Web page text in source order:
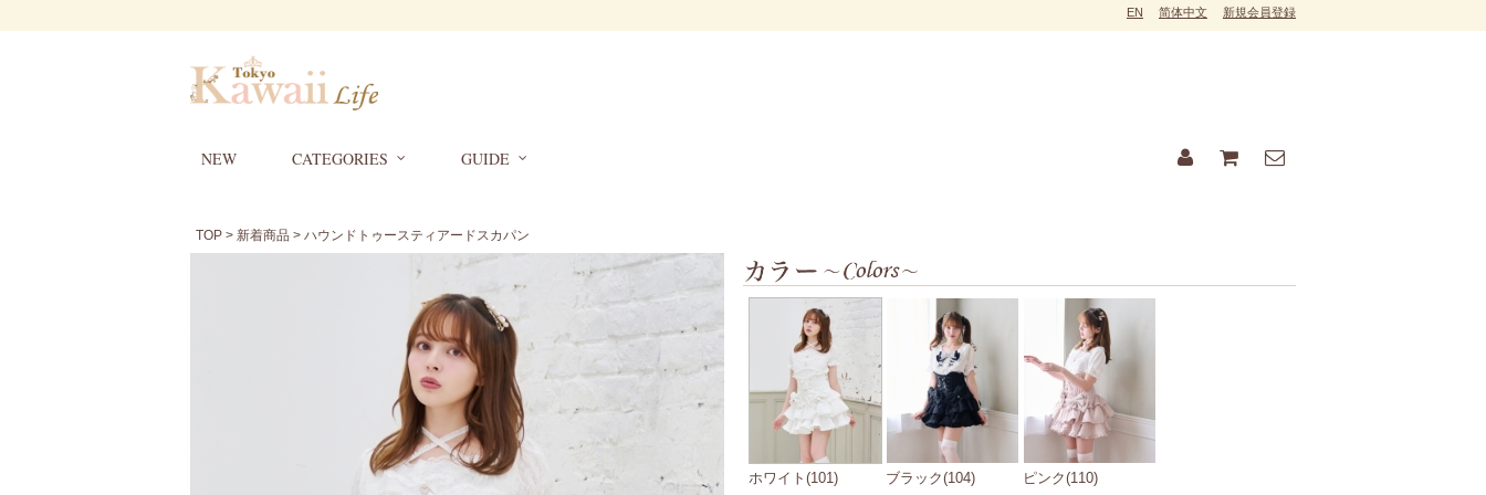
EN 简体中文 新規会員登録
NEW CATEGORIES GUIDE
TOP > 新着商品 > ハウンドトゥースティアードスカパン
ホワイト(101) ブラック(104) ピンク(110)